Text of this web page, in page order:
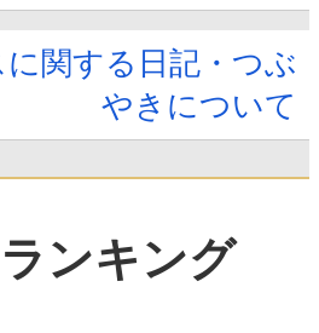
関する日記・つぶ
やきについて
ンキング